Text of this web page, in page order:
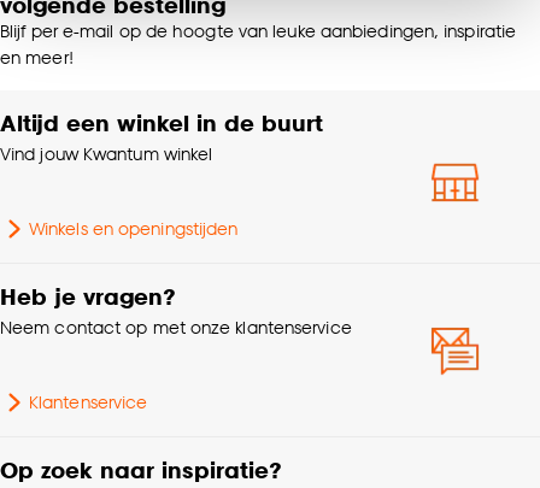
van alle cookies, of klik op ‘weigeren’ om alleen de
noodzakelijke cookies te accepteren. Je kunt er ook
voor kiezen om bepaalde cookies wel of niet te
klikken.
Goed om te weten is dat je deze keuze altijd nog
cookieverklaring.
Lengte
Gewicht 1.1 Kg
Geschikt voor ruimte
Kleurtint
Blijf per e-mail op de hoogte van leuke aanbiedingen, inspiratie
en meer!
Altijd een winkel in de buurt
Vind jouw Kwantum winkel
Winkels en openingstijden
Heb je vragen?
Neem contact op met onze klantenservice
Klantenservice
Op zoek naar inspiratie?